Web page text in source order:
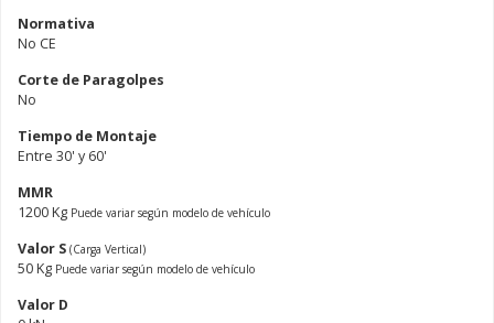
Normativa
No CE
Corte de Paragolpes
No
Tiempo de Montaje
Entre 30' y 60'
MMR
1200 Kg Puede variar según modelo de vehículo
Valor S (Carga Vertical)
50 Kg Puede variar según modelo de vehículo
Valor D